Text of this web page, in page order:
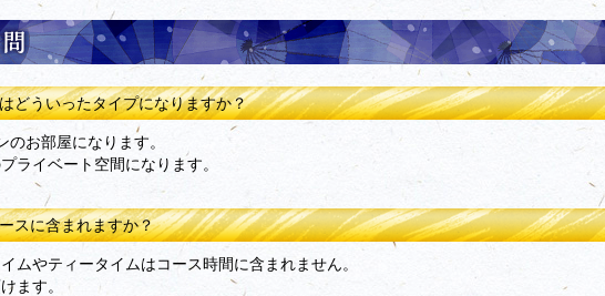
どういったタイプになりますか？
お部屋になります。
ライベート空間になります。
スに含まれますか？
ムやティータイムはコース時間に含まれません。
ます。